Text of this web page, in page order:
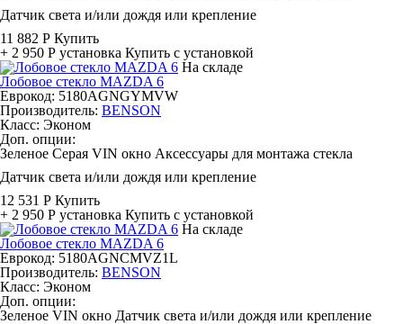
Датчик света и/или дождя или крепление
11 882 Р Купить
+ 2 950 Р установка Купить с установкой
На складе
Лобовое стекло MAZDA 6
Еврокод: 5180AGNGYMVW
Производитель: BENSON
Класс: Эконом
Доп. опции:
Зеленое Серая VIN окно Аксессуары для монтажа стекла
Датчик света и/или дождя или крепление
12 531 Р Купить
+ 2 950 Р установка Купить с установкой
На складе
Лобовое стекло MAZDA 6
Еврокод: 5180AGNCMVZ1L
Производитель: BENSON
Класс: Эконом
Доп. опции:
Зеленое VIN окно Датчик света и/или дождя или крепление